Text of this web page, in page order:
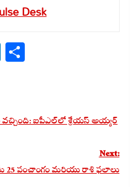
Desk
LinkedIn
Share
వచ్చింది: ఐపీఎల్‌లో శ్రేయస్ అయ్యర్
Next:
మే 25 పంచాంగం మరియు రాశి ఫలాలు